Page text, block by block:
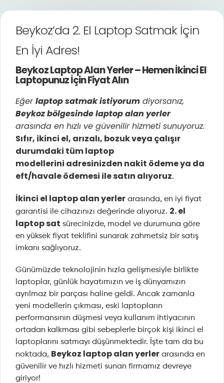
Beykoz’da 2. El Laptop Satmak İçin
En İyi Adres!
Beykoz Laptop Alan Yerler – Hemen İkinci El
Laptopunuz İçin Fiyat Alın
Eğerlaptop satmak istiyorum diyorsanız,
Beykoz bölgesinde laptop alan yerler
arasında en hızlı ve güvenilir hizmeti sunuyoruz.
Sıfır, ikinci el, arızalı, bozuk veya çalışır
durumdaki tüm laptop
modellerini adresinizden nakit ödeme ya da
eft/havale ödemesi ile satın alıyoruz.
İkinci el laptop alan yerler arasında, en iyi fiyat
garantisi ile cihazınızı değerinde alıyoruz. 2. el
laptop sat sürecinizde, model ve durumuna göre
en yüksek fiyat teklifini sunarak zahmetsiz bir satış
imkanı sağlıyoruz.
Günümüzde teknolojinin hızla gelişmesiyle birlikte
laptoplar, günlük hayatımızın ve iş dünyamızın
ayrılmaz bir parçası haline geldi. Ancak zamanla
yeni modellerin çıkması, eski laptopların
performansının düşmesi veya kullanım ihtiyacının
ortadan kalkması gibi sebeplerle birçok kişi ikinci el
laptoplarını satmayı düşünmektedir. İşte tam da bu
noktada, Beykoz laptop alan yerler arasında en
güvenilir ve hızlı hizmeti sunan firmamız devreye
giriyor!